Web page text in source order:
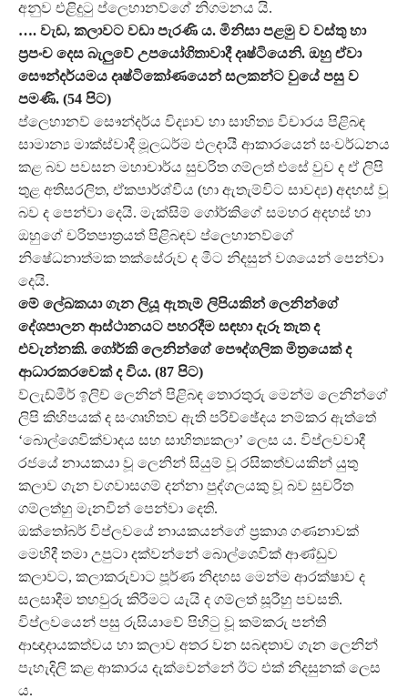
අනුව එළිදුටු ප්ලෙහානව්ගේ නිගමනය යි.
…. වැඩ, කලාවට වඩා පැරණි ය. මිනිසා පළමු ව වස්තු හා
ප්‍රපංච දෙස බැලුවේ උපයෝගිතාවාදී දෘෂ්ටියෙනි. ඔහු ඒවා
සෞන්දර්යමය දෘෂ්ටිකෝණයෙන් සලකන්ට වුයේ පසු ව
පමණි. (54 පිට)
ප්ලෙහානව් සෞන්දර්ය විද්‍යාව හා සාහිත්‍ය විචාරය පිළිබඳ
සාමාන්‍ය මාක්ස්වාදී මූලධර්ම ඵලදායී ආකාරයෙන් සංවර්ධනය
කළ බව පවසන මහාචාර්ය සුචරිත ගම්ලත් එසේ වුව ද ඒ ලිපි
තුළ අතිසරලිත, ඒකපාර්ශ්වීය (හා ඇතැම්විට සාවද්‍ය) අදහස් වූ
බව ද පෙන්වා දෙයි. මැක්සිම් ගෝර්කිගේ සමහර අදහස් හා
ඔහුගේ චරිතපාත්‍රයත් පිළිබඳව ප්ලෙහානව්ගේ
නිෂේධනාත්මක තක්සේරුව ද මීට නිදසුන් වශයෙන් පෙන්වා
දෙයි.
මේ ලේඛකයා ගැන ලියූ ඇතැම් ලිපියකින් ලෙනින්ගේ
දේශපාලන ආස්ථානයට පහරදීම සඳහා දැරූ තැත ද
එවැන්නකි. ගෝර්කි ලෙනින්ගේ පෞද්ගලික මිත්‍රයෙක් ද
ආධාරකරවෙක් ද විය. (87 පිට)
ව්ලැඩ්මීර් ඉලිච් ලෙනින් පිළිබඳ තොරතුරු මෙන්ම ලෙනින්ගේ
ලිපි කිහිපයක් ද සංගෘහිතව ඇති පරිච්ඡේදය නම්කර ඇත්තේ
‘බොල්ශෙවික්වාදය සහ සාහිත්‍යකලා’ ලෙස ය. විප්ලවවාදී
රජයේ නායකයා වූ ලෙනින් සියුම් වූ රසිකත්වයකින් යුතු
කලාව ගැන වගවාසගම් දන්නා පුද්ගලයකු වූ බව සුචරිත
ගම්ලත්හු මැනවින් පෙන්වා දෙති.
ඔක්තෝබර් විප්ලවයේ නායකයන්ගේ ප්‍රකාශ ගණනාවක්
මෙහිදී තමා උපුටා දක්වන්නේ බොල්ශෙවික් ආණ්ඩුව
කලාවට, කලාකරුවාට පූර්ණ නිදහස මෙන්ම ආරක්ෂාව ද
සලසාදීම තහවුරු කිරීමට යැයි ද ගම්ලත් සූරීහු පවසති.
විප්ලවයෙන් පසු රුසියාවේ පිහිටු වූ කම්කරු පන්ති
ආඥාදායකත්වය හා කලාව අතර වන සබඳතාව ගැන ලෙනින්
පැහැදිලි කළ ආකාරය දැක්වෙන්නේ ඊට එක් නිදසුනක් ලෙස
ය.